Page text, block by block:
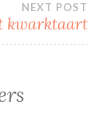
NEXT POST
kwarktaart